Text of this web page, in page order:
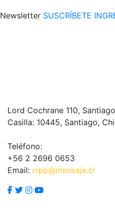
Newsletter SUSCRÍBETE
Lord Cochrane 110, Santiago
Casilla: 10445, Santiago,
Teléfono:
+56 2 2696 0653
Email: rrpp@mensaje.cl